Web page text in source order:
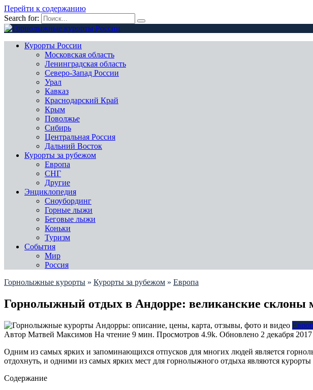
Перейти к содержанию
Search for:
Курорты России
Московская область
Ленинградская область
Северо-Запад России
Урал
Кавказ
Краснодарский Край
Крым
Поволжье
Сибирь
Центральная Россия
Дальний Восток
Курорты за рубежом
Европа
СНГ
Другие
Энциклопедия
Сноубординг
Горные лыжи
Беговые лыжи
Коньки
Туризм
События
Мир
Россия
Горнолыжные курорты » Курорты за рубежом » Европа
Горнолыжный отдых в Андорре: великанские склоны
Автор Матвей Максимов На чтение 9 мин. Просмотров 4.9k. Обновлено 2 декабря 2017
Одним из самых ярких и запоминающихся отпусков для многих людей является
отдохнуть, и одними из самых ярких мест для горнолыжного отдыха являются
Содержание